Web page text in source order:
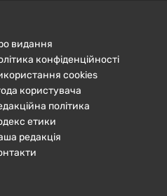
видання
конфіденційності
cookies
користувача
політика
етики
редакція